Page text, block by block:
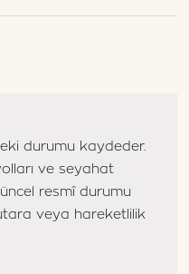
durumu kaydeder.
ve seyahat
resmî durumu
veya hareketlilik